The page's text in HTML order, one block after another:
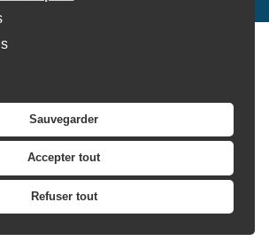
Sauvegarder
Accepter tout
Refuser tout